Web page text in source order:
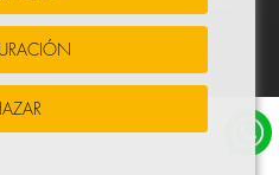
GLOBAL PARTS, S.L.U.
pulsando el botón
o rechazar su uso